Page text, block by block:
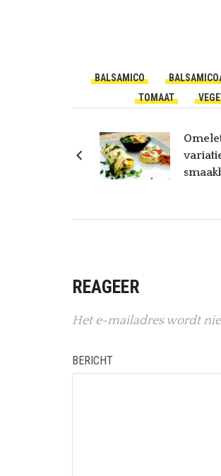
BALSAMICO
TOMAAT
REAGEER
Het e-mailadres wordt
BERICHT